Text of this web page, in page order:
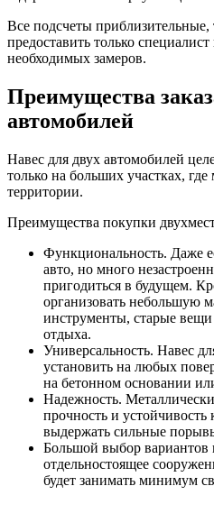
Все подсчеты
предоставить только
необходимых замеров.
Преимущества
автомобилей
Навес для двух автомобилей
только на больших участках,
территории.
Преимущества покупки
Функциональность. Даже
авто, но много
пригодиться в будущем.
организовать небольшую
инструменты, старые
отдыха.
Универсальность. Навес
установить на любых
на бетонном основании
Надежность.
прочность и
выдержать сильные
Большой выбор
отдельностоящее
будет занимать минимум